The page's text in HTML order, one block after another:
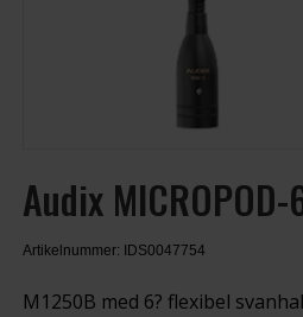
Audix MICROPOD-
Artikelnummer: IDS0047754
M1250B med 6? flexibel